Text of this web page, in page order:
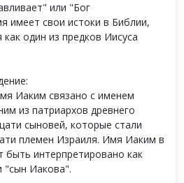
или "Бог
имеет свои истоки в Библии,
один из предков Иисуса
Иаким связано с именем
из патриархов древнего
сыновей, которые стали
племен Израиля. Имя Иаким в
быть интерпретировано как
"сын Иакова".